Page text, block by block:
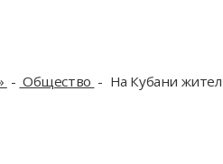
Общество На Кубани